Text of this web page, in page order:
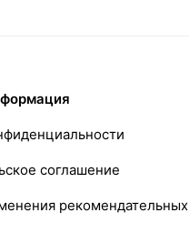
соглашение
рекомендательных